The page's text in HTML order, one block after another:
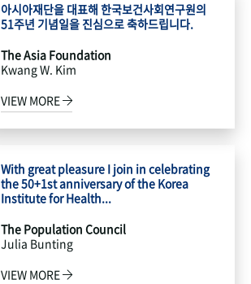
아시아재단을 대표해 한국보건사회연구원의
51주년 기념일을 진심으로 축하드립니다.
The Asia Foundation
Kwang W. Kim
VIEW MORE
With great pleasure I join in celebrating
the 50+1st anniversary of the Korea
Institute for Health...
The Population Council
Julia Bunting
VIEW MORE